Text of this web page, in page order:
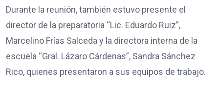
Durante la reunión, también estuvo presente el
director de la preparatoria “Lic. Eduardo Ruiz”,
Marcelino Frías Salceda y la directora interna de la
escuela “Gral. Lázaro Cárdenas”, Sandra Sánchez
Rico, quienes presentaron a sus equipos de trabajo.